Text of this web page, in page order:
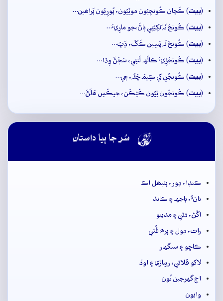
(بيت) ڪَڇان ڪُونجِيُون موٽِيُون، پُورِيُون پَراھين…
(بيت) ڪُونجَ نَہ لَکِيُئِي ٻاڻَ،جو مارِيءَ…
(بيت) ڪُونجَ نَہ پَسِين ڪَکَ، ڍَٻُ…
(بيت) ڪُونجَڙِيءَ ڪالَهہ لَنئِي، سَڄَڻَ وِڌا…
(بيت) ڪُونجُنِ کي ڪِيمَ چَئُہ، جٖي…
(بيت) ڪُونجُون ٿِيُون ڪُڻِڪَن، جيڪُسِ ھَلَڻَ…
 سُر جا ٻيا داستان
ڪنڊا، ڍور، پٽيھل اڪ
نانءُ، ٻاجهہ ۽ ڪانڌ
اڱڻ، ڌڻي ۽ مدينو
رات، ڍول ۽ پرھ ڦُٽي
ڪاڇو ۽ سنگهار
لاکو ڦلاڻي، ريٻاڙي ۽ اوڏ
اڄ گهرجين تُون
وايون